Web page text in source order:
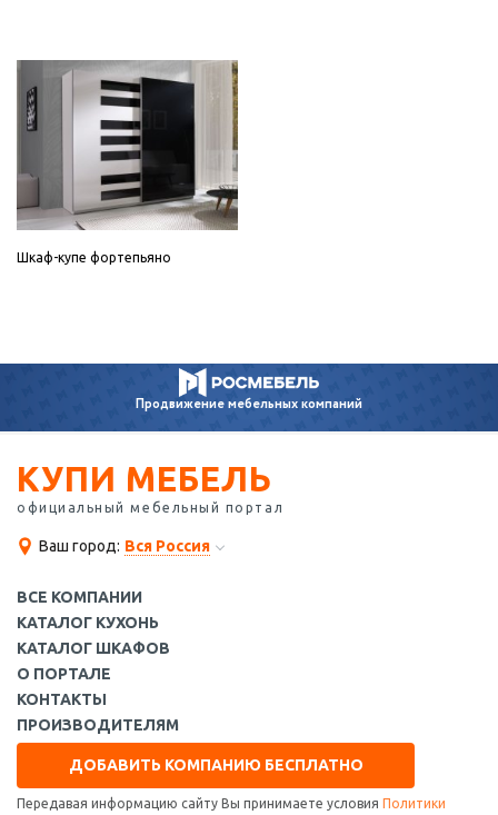
Шкаф-купе фортепьяно
Продвижениемебельных компаний
КУПИ МЕБЕЛЬ
официальный мебельный портал
Ваш город: Вся Россия
ВСЕ КОМПАНИИ
КАТАЛОГ КУХОНЬ
КАТАЛОГ ШКАФОВ
О ПОРТАЛЕ
КОНТАКТЫ
ПРОИЗВОДИТЕЛЯМ
ДОБАВИТЬ КОМПАНИЮ БЕСПЛАТНО
Передавая информацию сайту Вы принимаете условия Политики